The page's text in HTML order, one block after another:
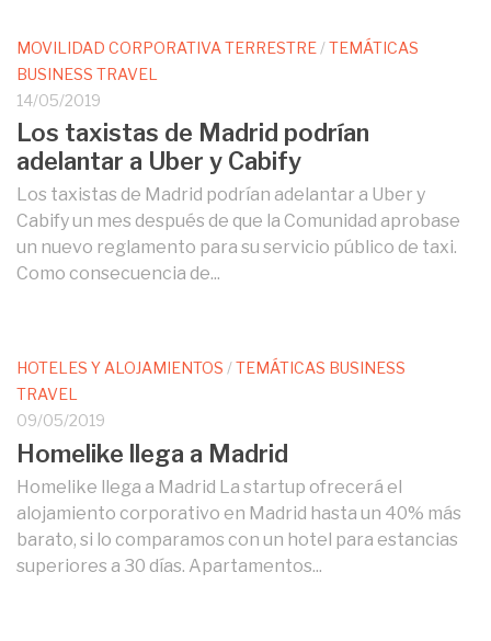
MOVILIDAD CORPORATIVA TERRESTRE /TEMÁTICAS
BUSINESS TRAVEL
14/05/2019
Los taxistas de Madrid podrían
adelantar a Uber y Cabify
Los taxistas de Madrid podrían adelantar a Uber y
Cabify un mes después de que la Comunidad aprobase
un nuevo reglamento para su servicio público de taxi.
Como consecuencia de...
HOTELES Y ALOJAMIENTOS /TEMÁTICAS BUSINESS
TRAVEL
09/05/2019
Homelike llega a Madrid
Homelike llega a Madrid La startup ofrecerá el
alojamiento corporativo en Madrid hasta un 40% más
barato, si lo comparamos con un hotel para estancias
superiores a 30 días. Apartamentos...